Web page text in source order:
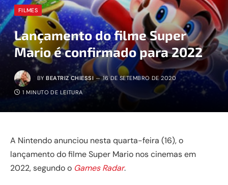
FILMES
Lançamento do filme Super
Mario é confirmado para 2022
BY BEATRIZ CHIESSI 16 DE SETEMBRO DE 2020
1 MINUTO DE LEITURA
A Nintendo anunciou nesta quarta-feira (16), o
lançamento do filme Super Mario nos cinemas em
2022, segundo o Games Radar.